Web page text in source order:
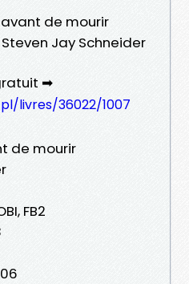
avant de mourir
Jay Schneider
➡
livres/36022/1007
de mourir
FB2